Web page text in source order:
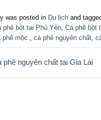
was posted in Du lịch and
phê bột tại Phú Yên Cà phê bột
phê mộc. cà phê nguyên chất
phê nguyên chất tại Gia Lai